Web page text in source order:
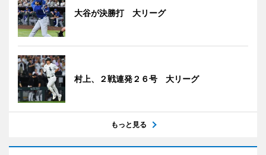
大谷が決勝打 大リーグ
村上、２戦連発２６号 大リーグ
もっと見る